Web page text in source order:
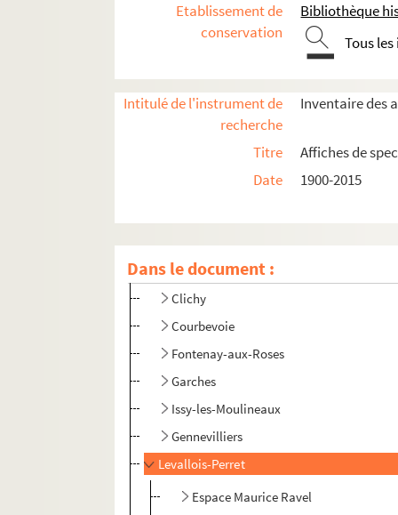
Etablissement de
conservation
Bibliothèque
Tous
Intitulé de l'instrument de
recherche
Inventaire des
Titre
Affiches de
Date
1900-2015
Dans le document :
Essonne
Antony
Bagneux
Boulogne-Billancourt
Bourg-la-Reine
Châtenay-Malabry
Chaville
Clamart
Clichy
Courbevoie
Fontenay-aux-Roses
Garches
Issy-les-Moulineaux
Gennevilliers
Levallois-Perret
Espace Maurice Ravel